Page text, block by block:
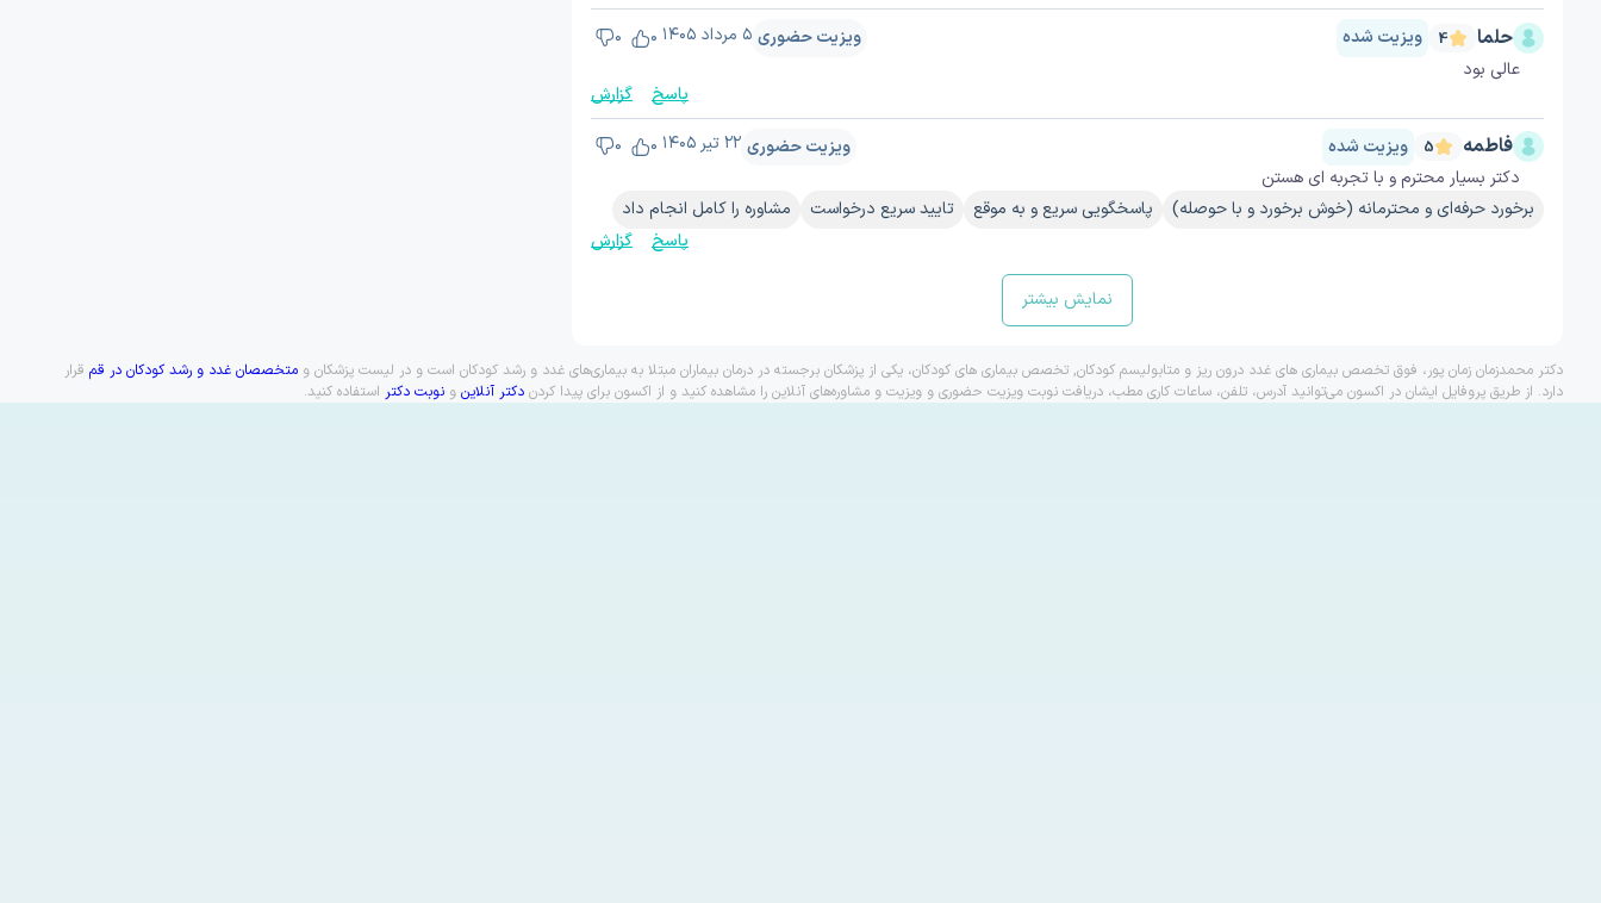
حلما 4 ویزیت شده ویزیت حضوری ۵ مرداد ۱۴۰۵ 0
0
عالی بود
پاسخ
گزارش
فاطمه 5 ویزیت شده ویزیت حضوری ۲۲ تیر ۱۴۰۵ 0
0
دکتر بسیار محترم و با تجربه ای هستن
برخورد حرفه‌ای و محترمانه (خوش برخورد و با حوصله)
پاسخگویی سریع و به موقع تایید سریع درخواست
مشاوره را کامل انجام داد
پاسخ
گزارش
نمایش بیشتر
دکتر محمدزمان زمان پور، فوق تخصص بیماری های غدد درون ریز و متابولیسم کودکان, تخصص بیماری های کودکان، یکی از پزشکان برجسته در درمان بیماران مبتلا به بیماری‌های غدد و رشد کودکان است و در لیست پزشکان و متخصصان غدد و رشد کودکان در قم قرار
دارد. از طریق پروفایل ایشان در اکسون می‌توانید آدرس، تلفن، ساعات کاری مطب، دریافت نوبت ویزیت حضوری و ویزیت و مشاوره‌های آنلاین را مشاهده کنید و از اکسون برای پیدا کردن دکتر آنلاین و نوبت دکتر استفاده کنید.